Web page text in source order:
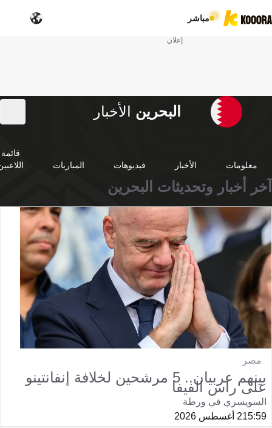
مباشر
إعلان
البحرين الأخبار
معلومات الأخبار فيديوهات المباريات
قائمة
آخر أخبار وتحديثات البحرين
مصر
بينهم عربيان.. 5 مرشحين لخلافة إنفانتينو
على رأس الفيفا
السويسري في ورطة
15:592 أغسطس 2026